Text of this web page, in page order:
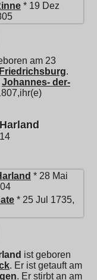
* 19 Dez
am 23
.
Johannes- der-
* 28 Mai
* 25 Jul 1735,
ist geboren
. Er ist getauft am
. Er stirbt an am